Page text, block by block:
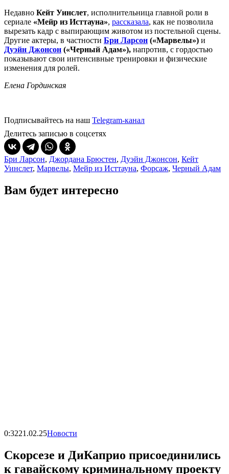
Недавно Кейт Уинслет, исполнительница главной роли в
сериале «Мейр из Исттауна», рассказала, как не позволила
вырезать кадр с выпирающим животом из постельной сцены.
Другие актеры, в частности Бри Ларсон («Марвелы») и
Дуэйн Джонсон («Черный Адам»), напротив, с гордостью
показывают свои интенсивные тренировки и физические
изменения для ролей.
Елена Гординская
Подписывайтесь на наш Telegram-канал
Делитесь записью в соцсетях
Бри Ларсон, Джордана Брюстен, Дуэйн Джонсон, Кейт
Уинслет, Марвелы, Мейр из Исттауна, Форсаж, Черный Адам
Вам будет интересно
0:3221.02.25Новости
Скорсезе и ДиКаприо присоединились
к гавайскому криминальному проекту